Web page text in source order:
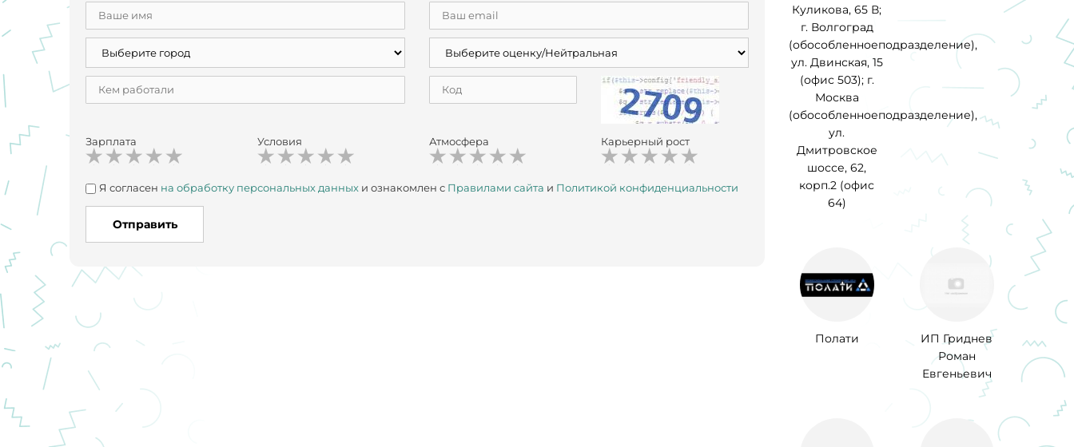
Зарплата Условия Атмосфера Карьерный рост
Я согласен на обработку персональных данных и ознакомлен с Правилами сайта и Политикой конфиденциальности
Отправить
Куликова, 65 В;
г. Волгоград
(обособленноеподразделение),
ул. Двинская, 15
(офис 503); г.
Москва
(обособленноеподразделение),
ул.
Дмитровское
шоссе, 62,
корп.2 (офис
64)
Полати
ИП Гриднев
Роман
Евгеньевич